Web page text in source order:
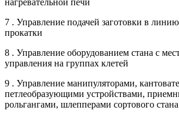
7 . Управление подачей заготовки в линию
прокатки
8 . Управление оборудованием стана с
управления на группах клетей
9 . Управление манипуляторами,
петлеобразующими устройствами,
рольгангами, шлепперами сортового